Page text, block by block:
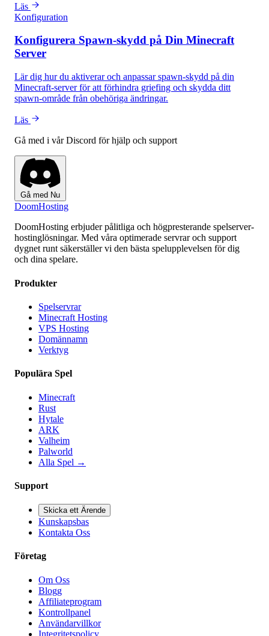
Läs
Konfiguration
Konfigurera Spawn-skydd på Din Minecraft
Server
Lär dig hur du aktiverar och anpassar spawn-skydd på din
Minecraft-server för att förhindra griefing och skydda ditt
spawn-område från obehöriga ändringar.
Läs
Gå med i vår Discord för hjälp och support
Gå med Nu
DoomHosting
DoomHosting erbjuder pålitliga och högpresterande spelserver-
hostinglösningar. Med våra optimerade servrar och support
dygnet runt säkerställer vi den bästa spelupplevelsen för dig
och dina spelare.
Produkter
Spelservrar
Minecraft Hosting
VPS Hosting
Domännamn
Verktyg
Populära Spel
Minecraft
Rust
Hytale
ARK
Valheim
Palworld
Alla Spel →
Support
Skicka ett Ärende
Kunskapsbas
Kontakta Oss
Företag
Om Oss
Blogg
Affiliateprogram
Kontrollpanel
Användarvillkor
Integritetspolicy